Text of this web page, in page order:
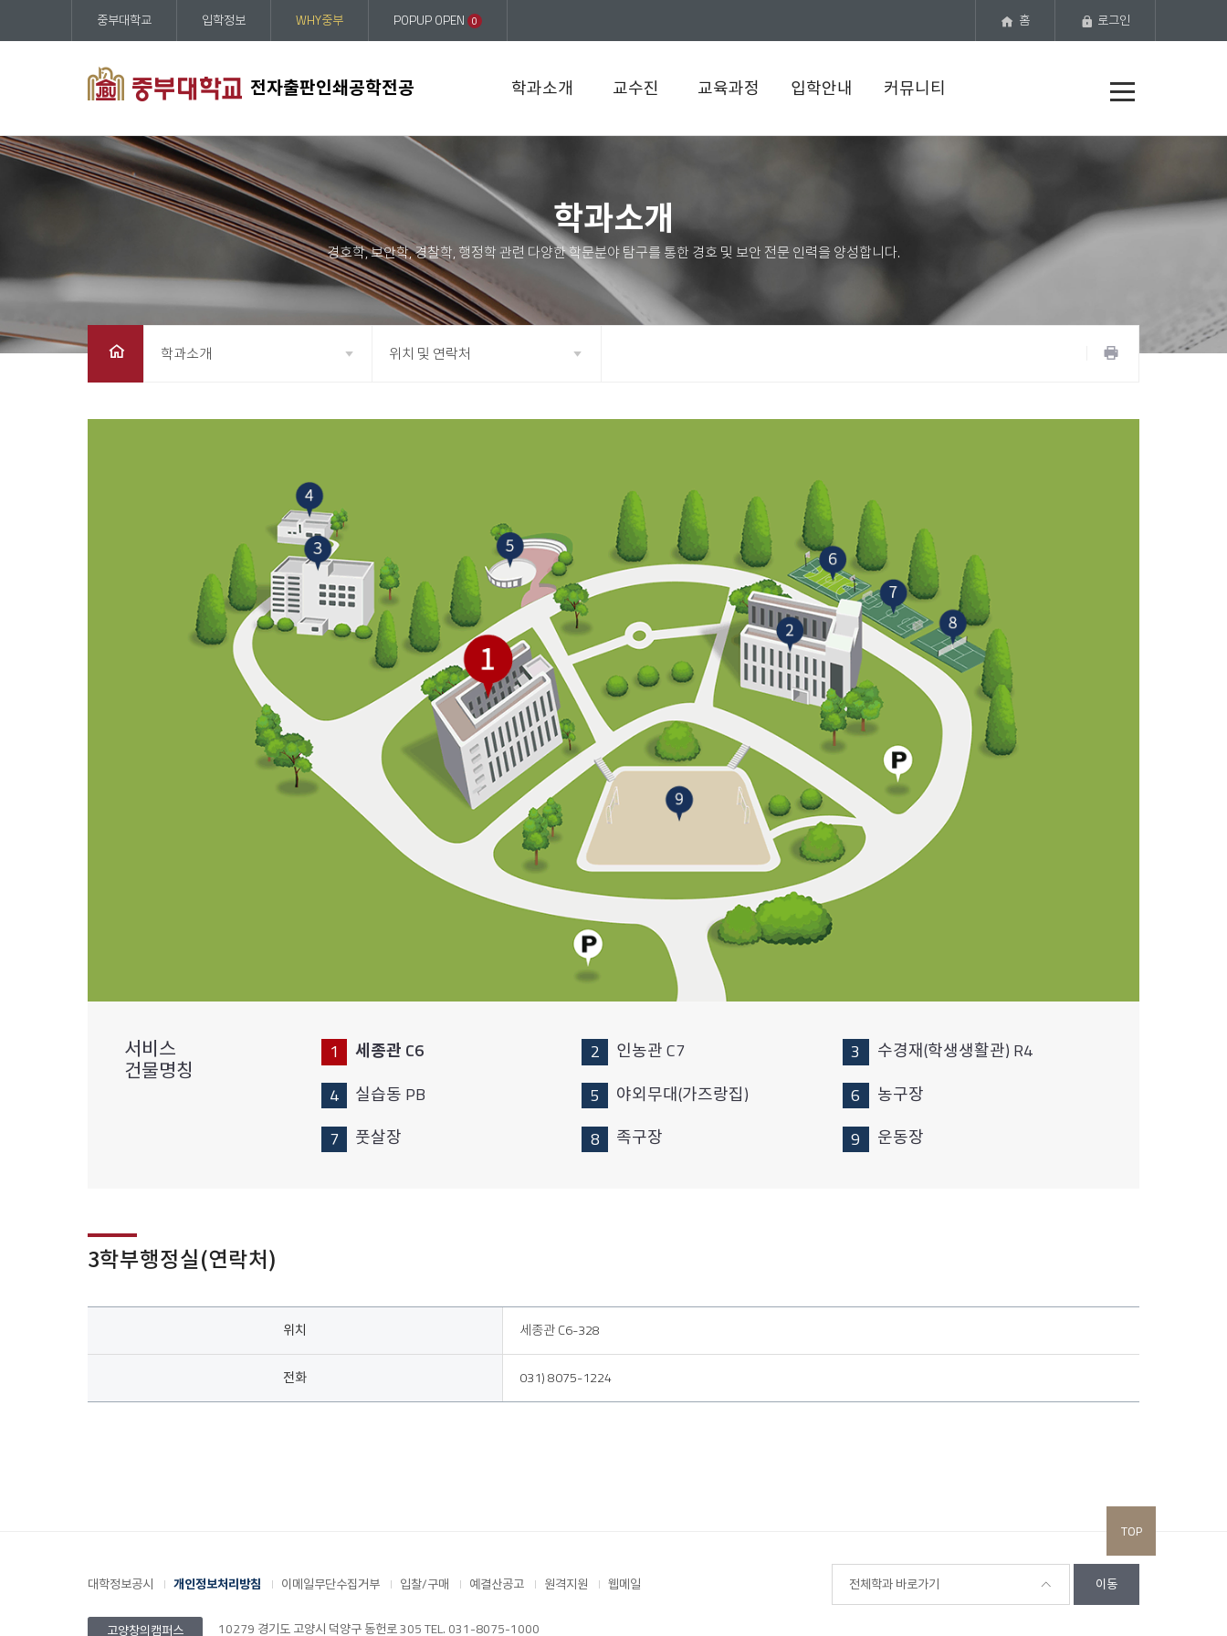
전자출판인쇄공학전공
뉴
중부대학교 입학정보 WHY중부 POPUP OPEN 0 홈 로그인
학과소개 교수진 교육과정 입학안내 커뮤니티
학과소개
학과소개 위치 및 연락처
기
린
서비스
건물명칭
세종관 C6 인농관 C7
수경재(학생생활관) R4
실습동 PB
야외무대(가즈랑집)
농구장
풋살장
족구장 운동장
3학부행정실(연락처)
위치 세종관 C6-328
전화 031) 8075-1224
대학정보공시 개인정보처리방침 이메일무단수집거부 입찰/구매 예결산공고 원격지원 웹메일 전체학과 바로가기 이동
TOP
고양창의캠퍼스 10279 경기도 고양시 덕양구 동헌로 305 TEL. 031-8075-1000